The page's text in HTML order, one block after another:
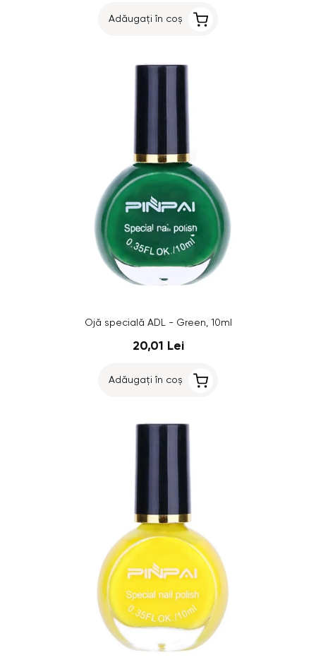
Adăugați în coș
Ojă specială ADL - Green, 10ml
20,01 Lei
Adăugați în coș